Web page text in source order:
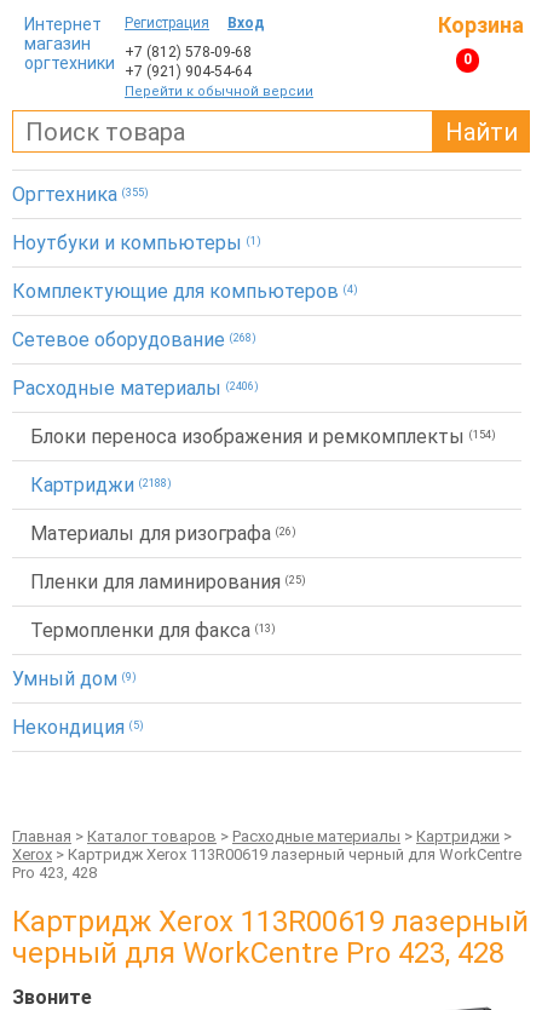
Интернет
магазин
оргтехники
Регистрация Вход Корзина
0
+7 (812) 578-09-68
+7 (921) 904-54-64
Перейти к обычной версии
Найти
Оргтехника (355)
Ноутбуки и компьютеры (1)
Комплектующие для компьютеров (4)
Сетевое оборудование (268)
Расходные материалы (2406)
Блоки переноса изображения и ремкомплекты (154)
Картриджи (2188)
Материалы для ризографа (26)
Пленки для ламинирования (25)
Термопленки для факса (13)
Умный дом (9)
Некондиция (5)
Главная > Каталог товаров > Расходные материалы > Картриджи >
Xerox > Картридж Xerox 113R00619 лазерный черный для WorkCentre
Pro 423, 428
Картридж Xerox 113R00619 лазерный
черный для WorkCentre Pro 423, 428
Звоните